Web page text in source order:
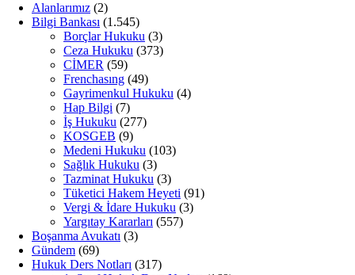
Alanlarımız (2)
Bilgi Bankası (1.545)
Borçlar Hukuku (3)
Ceza Hukuku (373)
CİMER (59)
Frenchasıng (49)
Gayrimenkul Hukuku (4)
Hap Bilgi (7)
İş Hukuku (277)
KOSGEB (9)
Medeni Hukuku (103)
Sağlık Hukuku (3)
Tazminat Hukuku (3)
Tüketici Hakem Heyeti (91)
Vergi & İdare Hukuku (3)
Yargıtay Kararları (557)
Boşanma Avukatı (3)
Gündem (69)
Hukuk Ders Notları (317)